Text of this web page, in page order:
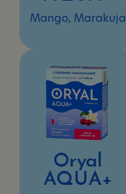
Mango, Marakuja
Oryal
AQUA+